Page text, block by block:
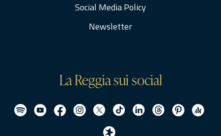
Social Media Policy
Newsletter
La Reggia sui social